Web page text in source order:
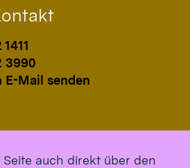
3990
E-Mail senden
auch direkt über den